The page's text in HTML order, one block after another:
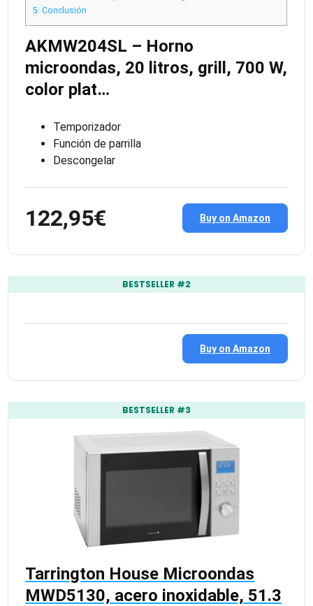
5. Conclusión
AKMW204SL – Horno
microondas, 20 litros, grill, 700 W,
color plat…
Temporizador
Función de parrilla
Descongelar
122,95€ Buy on Amazon
BESTSELLER #2
Buy on Amazon
BESTSELLER #3
Tarrington House Microondas
MWD5130, acero inoxidable, 51.3